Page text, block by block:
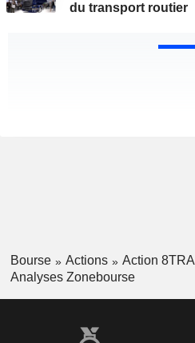
du transport routier
Bourse Actions Action 8TRA
Analyses Zonebourse